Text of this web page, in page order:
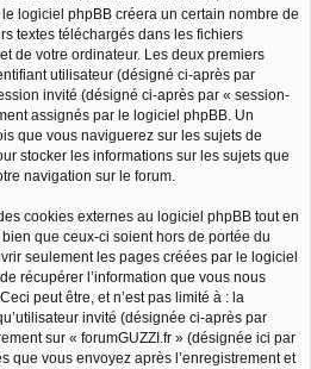
logiciel phpBB créera un certain nombre de
textes téléchargés dans les fichiers
de votre ordinateur. Les deux premiers
utilisateur (désigné ci-après par
invité (désigné ci-après par « session-
assignés par le logiciel phpBB. Un
que vous naviguerez sur les sujets de
stocker les informations sur les sujets que
navigation sur le forum.
cookies externes au logiciel phpBB tout en
que ceux-ci soient hors de portée du
seulement les pages créées par le logiciel
récupérer l’information que vous nous
peut être, et n’est pas limité à : la
invité (désignée ci-après par
sur « forumGUZZI.fr » (désignée ici par
que vous envoyez après l’enregistrement et